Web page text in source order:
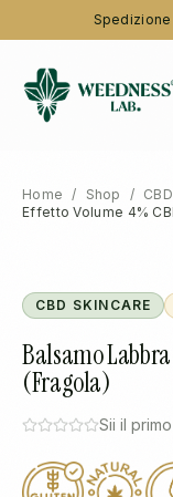
Home / Shop /
Effetto Volume 4%
CBD SKINCARE
Balsamo
(Fragola)
Sii il